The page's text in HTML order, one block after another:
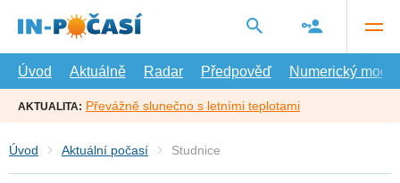
hlavní
Úvod
Aktuálně Radar Předpověď Numerický model
AKTUALITA: Převážně slunečno s letními teplotami
Úvod Aktuální počasí Studnice